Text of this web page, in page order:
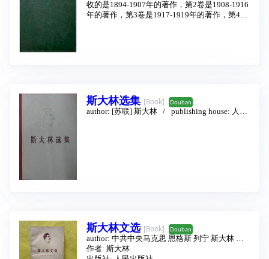
收的是1894-1907年的著作，第2卷是1908-1916
年的著作，第3卷是1917-1919年的著作，第4卷
斯大林选集 [Book] Douban
author: [苏联] 斯大林 publishing house: 人民
斯大林文选 [Book] Douban
author: 中共中央马克思 恩格斯 列宁 斯大林 著
作编译局编译
作者: 斯大林